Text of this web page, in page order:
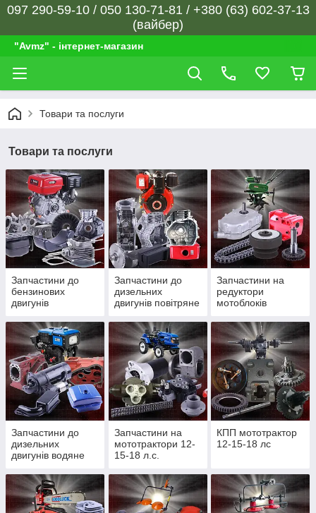
097 290-59-10 / 050 130-71-81 / +380 (63) 602-37-13
(вайбер)
"Avmz" - інтернет-магазин
Товари та послуги
Товари та послуги
Запчастини до
бензинових
двигунів
Запчастини до
дизельних
двигунів повітряне
Запчастини на
редуктори
мотоблоків
Запчастини до
дизельних
двигунів водяне
Запчастини на
мототрактори 12-
15-18 л.с.
КПП мототрактор
12-15-18 лс